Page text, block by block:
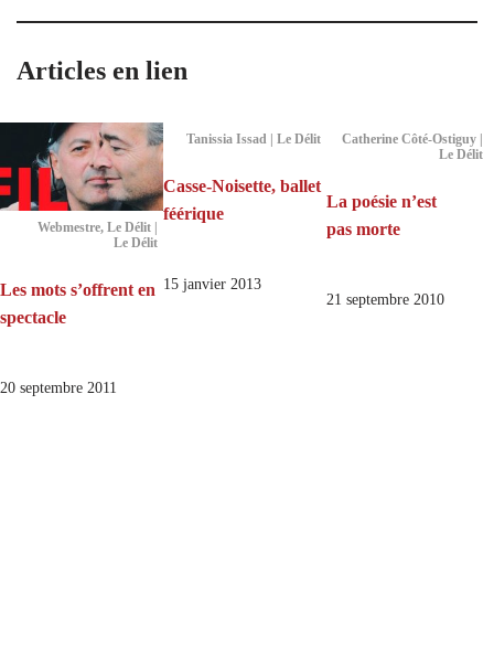
Articles en lien
Webmestre, Le Délit |
Le Délit
Les mots s’offrent en
spectacle
20 septembre 2011
Tanissia Issad | Le Délit
Casse-Noisette, ballet
féérique
15 janvier 2013
Catherine Côté-Ostiguy |
Le Délit
La poésie n’est
pas morte
21 septembre 2010